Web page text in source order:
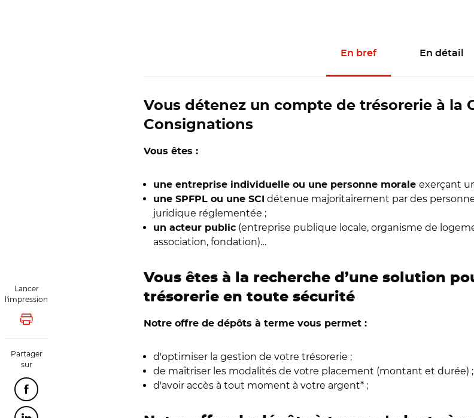
Lancer
l'impression
Lancer l'impression
Partager
sur
Partager cette page sur Facebook
En bref En détail
Vous détenez un compte de trésorerie à la
Consignations
Vous êtes :
une entreprise individuelle ou une personne morale exerçant
une SPFPL ou une SCI
détenue majoritairement par des
juridique réglementée ;
un acteur public (entreprise publique locale, organisme de
association, fondation)…
Vous êtes à la recherche d’une solution
trésorerie en toute sécurité
Notre offre de dépôts à terme vous permet :
d'optimiser la gestion de votre trésorerie ;
de maîtriser les modalités de votre placement (montant et durée) ;
d'avoir accès à tout moment à votre argent* ;